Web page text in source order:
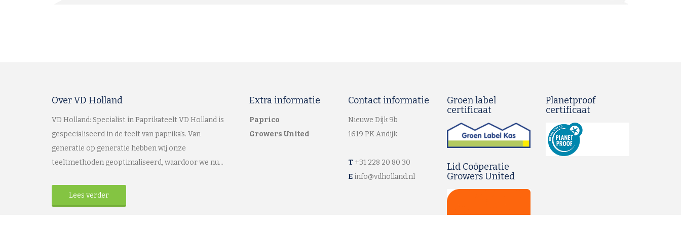
Over VD Holland
VD Holland: Specialist in Paprikateelt VD Holland is
gespecialiseerd in de teelt van paprika's. Van
generatie op generatie hebben wij onze
teeltmethoden geoptimaliseerd, waardoor we nu...
Lees verder
Extra informatie
Paprico
Growers United
Contact informatie
Nieuwe Dijk 9b
1619 PK Andijk
T +31 228 20 80 30
E info@vdholland.nl
Groen label
certificaat
Lid Coöperatie
Growers United
Planetproof
certificaat